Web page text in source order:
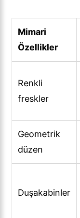
Mimari
Özellikler
Renkli
freskler
Geometrik
düzen
Duşakabinler